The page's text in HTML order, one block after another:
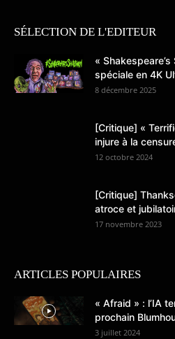
SÉLECTION DE L'EDITEUR
«
spéciale en 4K
8 décembre 2025
[Critique] «
injure à la
12 octobre 2024
[Critique]
atroce et
17 novembre 2023
ARTICLES POPULAIRES
« Afraid » : l’IA
prochain
3 juillet 2024